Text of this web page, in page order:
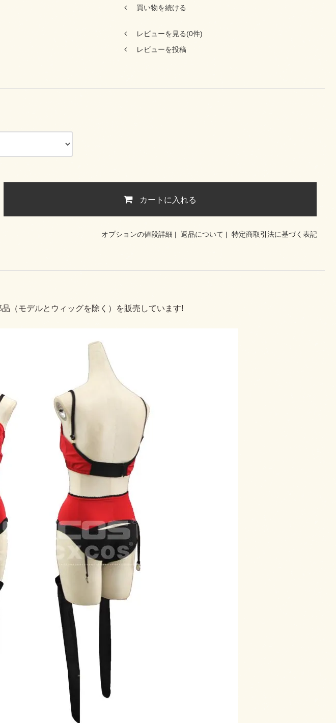
買い物を続ける
レビューを見る(0件)
レビューを投稿
カートに入れる
オプションの値段詳細 | 返品について | 特定商取引法に基づく表記
（モデルとウィッグを除く）を販売しています!